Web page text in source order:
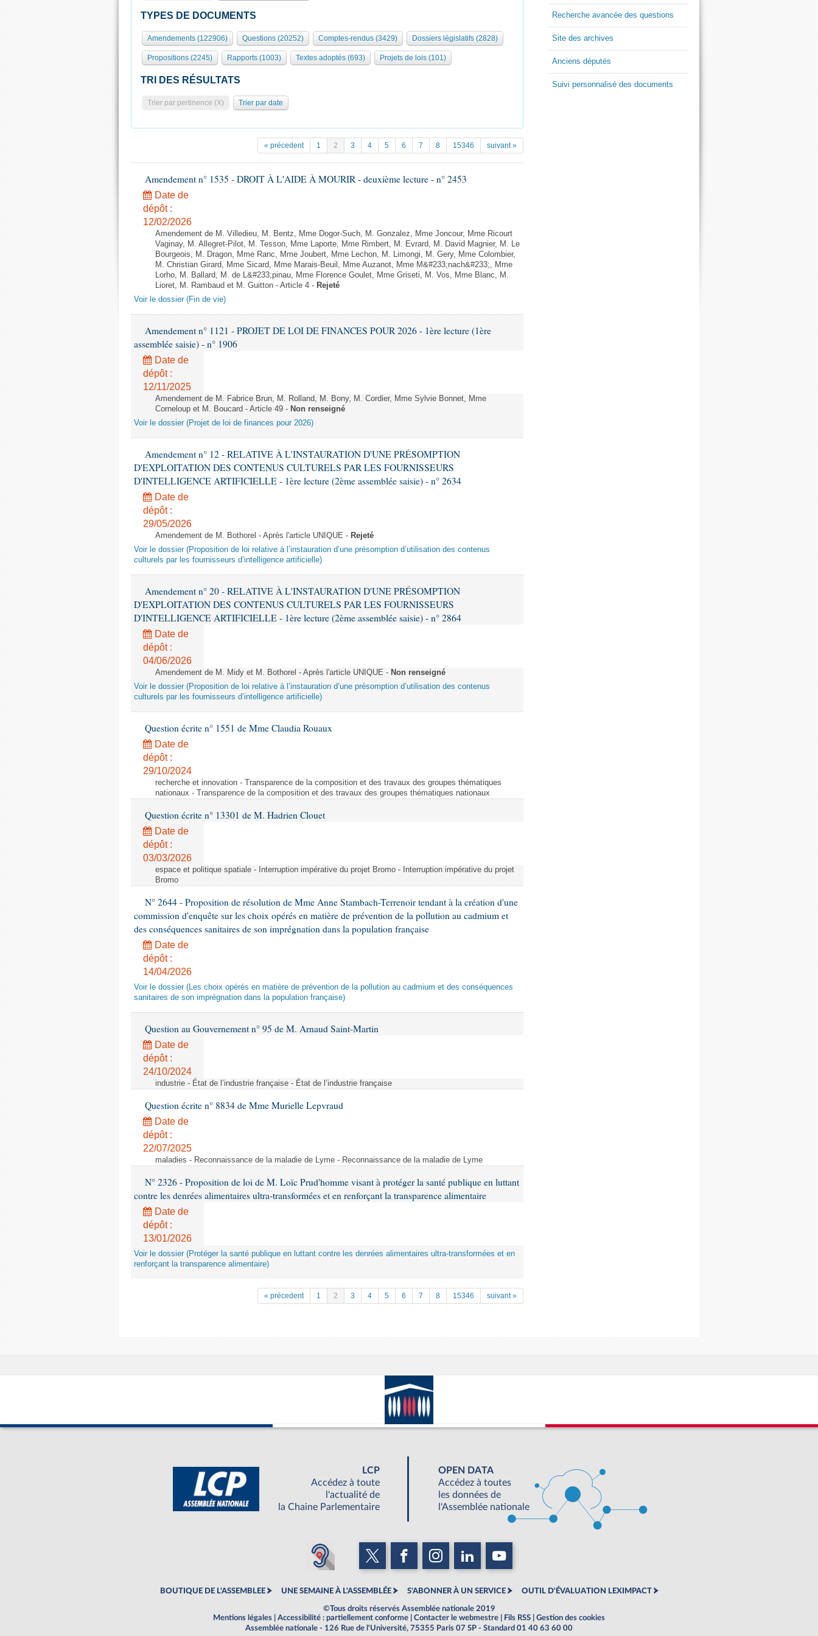
TYPES DE DOCUMENTS
Amendements (122906) Questions (20252) Comptes-rendus (3429) Dossiers législatifs (2828)
Propositions (2245) Rapports (1003) Textes adoptés (693) Projets de lois (101)
TRI DES RÉSULTATS
Trier par pertinence (X) Trier par date
« précedent 1 2 3 4 5 6 7 8 15346 suivant »
Amendement n° 1535 - DROIT À L'AIDE À MOURIR - deuxième lecture - n° 2453
Date de
dépôt :
12/02/2026
Amendement de M. Villedieu, M. Bentz, Mme Dogor-Such, M. Gonzalez, Mme Joncour, Mme Ricourt
Vaginay, M. Allegret-Pilot, M. Tesson, Mme Laporte, Mme Rimbert, M. Evrard, M. David Magnier, M. Le
Bourgeois, M. Dragon, Mme Ranc, Mme Joubert, Mme Lechon, M. Limongi, M. Gery, Mme Colombier,
M. Christian Girard, Mme Sicard, Mme Marais-Beuil, Mme Auzanot, Mme M&#233;nach&#233;, Mme
Lorho, M. Ballard, M. de L&#233;pinau, Mme Florence Goulet, Mme Griseti, M. Vos, Mme Blanc, M.
Lioret, M. Rambaud et M. Guitton - Article 4 - Rejeté
Voir le dossier (Fin de vie)
Amendement n° 1121 - PROJET DE LOI DE FINANCES POUR 2026 - 1ère lecture (1ère
assemblée saisie) - n° 1906
Date de
dépôt :
12/11/2025
Amendement de M. Fabrice Brun, M. Rolland, M. Bony, M. Cordier, Mme Sylvie Bonnet, Mme
Corneloup et M. Boucard - Article 49 - Non renseigné
Voir le dossier (Projet de loi de finances pour 2026)
Amendement n° 12 - RELATIVE À L'INSTAURATION D'UNE PRÉSOMPTION
D'EXPLOITATION DES CONTENUS CULTURELS PAR LES FOURNISSEURS
D'INTELLIGENCE ARTIFICIELLE - 1ère lecture (2ème assemblée saisie) - n° 2634
Date de
dépôt :
29/05/2026
Amendement de M. Bothorel - Après l'article UNIQUE - Rejeté
Voir le dossier (Proposition de loi relative à l’instauration d’une présomption d’utilisation des contenus
culturels par les fournisseurs d’intelligence artificielle)
Amendement n° 20 - RELATIVE À L'INSTAURATION D'UNE PRÉSOMPTION
D'EXPLOITATION DES CONTENUS CULTURELS PAR LES FOURNISSEURS
D'INTELLIGENCE ARTIFICIELLE - 1ère lecture (2ème assemblée saisie) - n° 2864
Date de
dépôt :
04/06/2026
Amendement de M. Midy et M. Bothorel - Après l'article UNIQUE - Non renseigné
Voir le dossier (Proposition de loi relative à l’instauration d’une présomption d’utilisation des contenus
culturels par les fournisseurs d’intelligence artificielle)
Question écrite n° 1551 de Mme Claudia Rouaux
Date de
dépôt :
29/10/2024
recherche et innovation - Transparence de la composition et des travaux des groupes thématiques
nationaux - Transparence de la composition et des travaux des groupes thématiques nationaux
Question écrite n° 13301 de M. Hadrien Clouet
Date de
dépôt :
03/03/2026
espace et politique spatiale - Interruption impérative du projet Bromo - Interruption impérative du projet
Bromo
N° 2644 - Proposition de résolution de Mme Anne Stambach-Terrenoir tendant à la création d'une
commission d'enquête sur les choix opérés en matière de prévention de la pollution au cadmium et
des conséquences sanitaires de son imprégnation dans la population française
Date de
dépôt :
14/04/2026
Voir le dossier (Les choix opérés en matière de prévention de la pollution au cadmium et des conséquences
sanitaires de son imprégnation dans la population française)
Question au Gouvernement n° 95 de M. Arnaud Saint-Martin
Date de
dépôt :
24/10/2024
industrie - État de l’industrie française - État de l’industrie française
Question écrite n° 8834 de Mme Murielle Lepvraud
Date de
dépôt :
22/07/2025
maladies - Reconnaissance de la maladie de Lyme - Reconnaissance de la maladie de Lyme
N° 2326 - Proposition de loi de M. Loïc Prud'homme visant à protéger la santé publique en luttant
contre les denrées alimentaires ultra-transformées et en renforçant la transparence alimentaire
Date de
dépôt :
13/01/2026
Voir le dossier (Protéger la santé publique en luttant contre les denrées alimentaires ultra-transformées et en
renforçant la transparence alimentaire)
« précedent 1 2 3 4 5 6 7 8 15346 suivant »
Recherche avancée des questions
Site des archives
Anciens députés
Suivi personnalisé des documents
LCP
Accédez à toute
l'actualité de
la Chaine Parlementaire
OPEN DATA
Accédez à toutes
les données de
l'Assemblée nationale
BOUTIQUE DE L'ASSEMBLEE UNE SEMAINE À L'ASSEMBLÉE S'ABONNER À UN SERVICE OUTIL D'ÉVALUATION LEXIMPACT
©Tous droits réservés Assemblée nationale 2019
Mentions légales
Accessibilité : partiellement conforme Contacter le webmestre Fils RSS
Gestion des cookies
Assemblée nationale - 126 Rue de l'Université, 75355 Paris 07 SP - Standard 01 40 63 60 00